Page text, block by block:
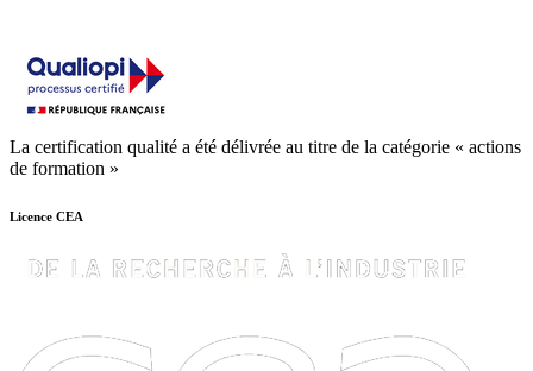
La certification qualité a été délivrée au titre de la catégorie « actions
de formation »
Licence CEA